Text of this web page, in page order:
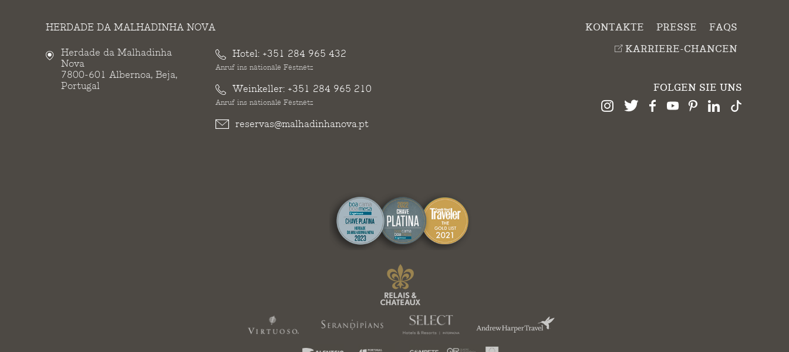
HERDADE DA MALHADINHA NOVA
Herdade da Malhadinha
Nova
7800-601 Albernoa, Beja,
Portugal
Hotel: +351 284 965 432
Anruf ins nationale Festnetz
Weinkeller: +351 284 965 210
Anruf ins nationale Festnetz
reservas@malhadinhanova.pt
KONTAKTE PRESSE
FAQS
KARRIERE-CHANCEN
FOLGEN SIE UNS